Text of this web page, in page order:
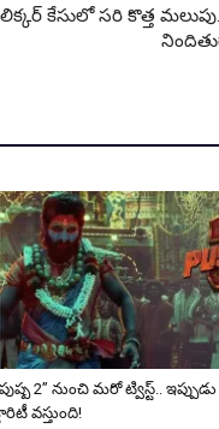
లిక్కర్ కేసులో సరి కొత్త
2” నుంచి మరో ట్విస్ట్..
వస్తుంది!